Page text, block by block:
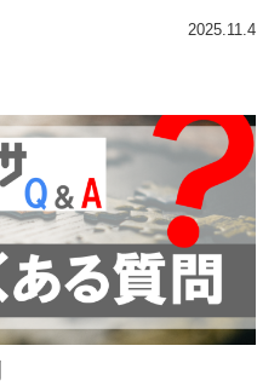
2025.11.4